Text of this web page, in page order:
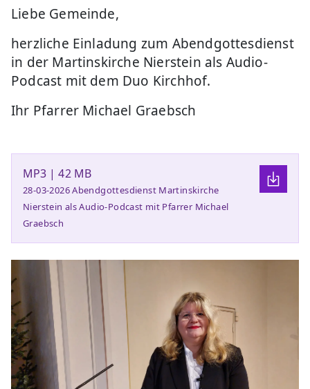
Liebe Gemeinde,
herzliche Einladung zum Abendgottesdienst
in der Martinskirche Nierstein als Audio-
Podcast mit dem Duo Kirchhof.
Ihr Pfarrer Michael Graebsch
MP3 | 42 MB
28-03-2026 Abendgottesdienst Martinskirche
Nierstein als Audio-Podcast mit Pfarrer Michael
Graebsch